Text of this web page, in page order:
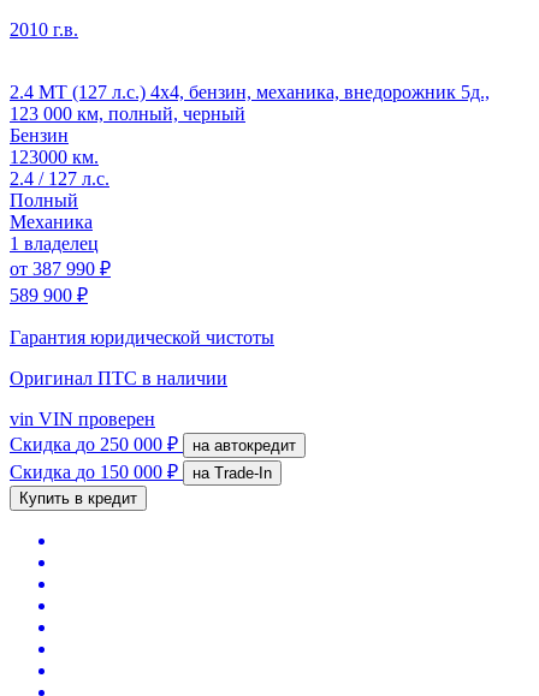
2010 г.в.
2.4 MT (127 л.с.) 4x4, бензин, механика, внедорожник 5д.,
123 000 км, полный, черный
Бензин
123000 км.
2.4 / 127 л.с.
Полный
Механика
1 владелец
от 387 990 ₽
589 900 ₽
Гарантия юридической чистоты
Оригинал ПТС в наличии
vin VIN проверен
Скидка до 250 000 ₽ на автокредит
Скидка до 150 000 ₽
на Trade-In
Купить в кредит